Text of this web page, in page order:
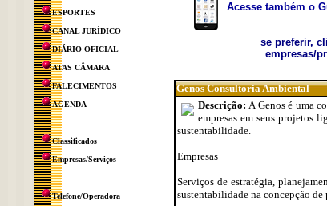
ESPORTES
CANAL JURÍDICO
DIÁRIO OFICIAL
ATAS CÂMARA
FALECIMENTOS
AGENDA
Classificados
Empresas/Serviços
Telefone/Operadora
Acesse também o
se preferir,
empresas/
Genos Consultoria Ambiental
Descrição:A Genos é uma
empresas em seus projetos
sustentabilidade.
Empresas
Serviços de estratégia,
sustentabilidade na concepção de